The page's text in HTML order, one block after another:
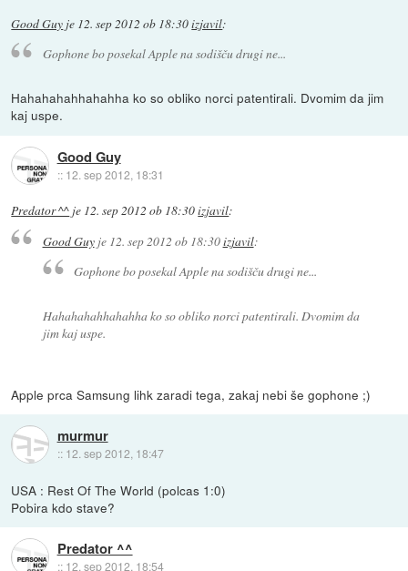
Good Guy je 12. sep 2012 ob 18:30izjavil:
Gophone bo posekal Apple na sodišču drugi ne...
Hahahahahhahahha ko so obliko norci patentirali. Dvomim da jim
kaj uspe.
Good Guy
:: 12. sep 2012, 18:31
Predator ^^ je 12. sep 2012 ob 18:30izjavil:
Good Guyje 12. sep 2012 ob 18:30izjavil:
Gophone bo posekal Apple na sodišču drugi ne...
Hahahahahhahahha ko so obliko norci patentirali. Dvomim da
jim kaj uspe.
Apple prca Samsung lihk zaradi tega, zakaj nebi še gophone ;)
murmur
:: 12. sep 2012, 18:47
USA : Rest Of The World (polcas 1:0)
Pobira kdo stave?
Predator ^^
:: 12. sep 2012, 18:54